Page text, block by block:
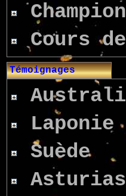
Cours
Témoignages
Laponie
Suède
Asturias